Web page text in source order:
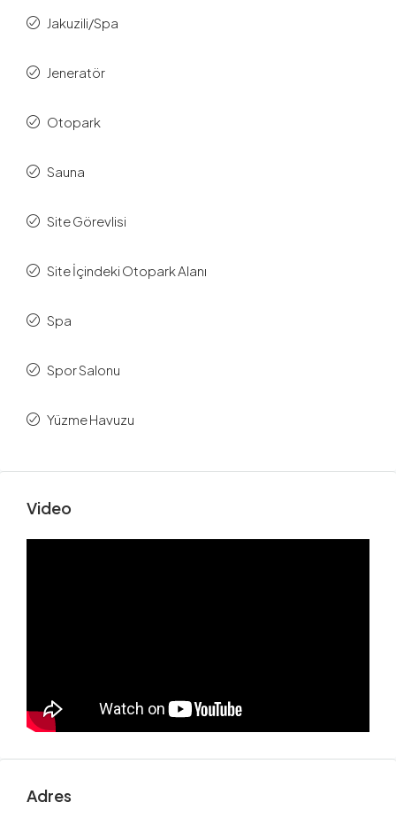
Jakuzili/Spa
Jeneratör
Otopark
Sauna
Site Görevlisi
Site İçindeki Otopark Alanı
Spa
Spor Salonu
Yüzme Havuzu
Video
Adres